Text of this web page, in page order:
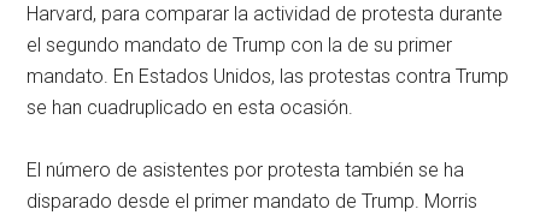
Harvard, para comparar la actividad de protesta durante
el segundo mandato de Trump con la de su primer
mandato. En Estados Unidos, las protestas contra Trump
se han cuadruplicado en esta ocasión.
El número de asistentes por protesta también se ha
disparado desde el primer mandato de Trump. Morris